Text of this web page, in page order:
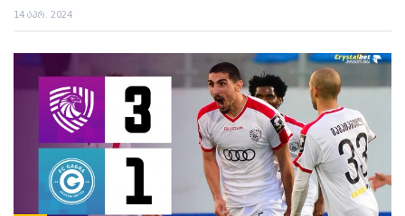
14 აპრ. 2024